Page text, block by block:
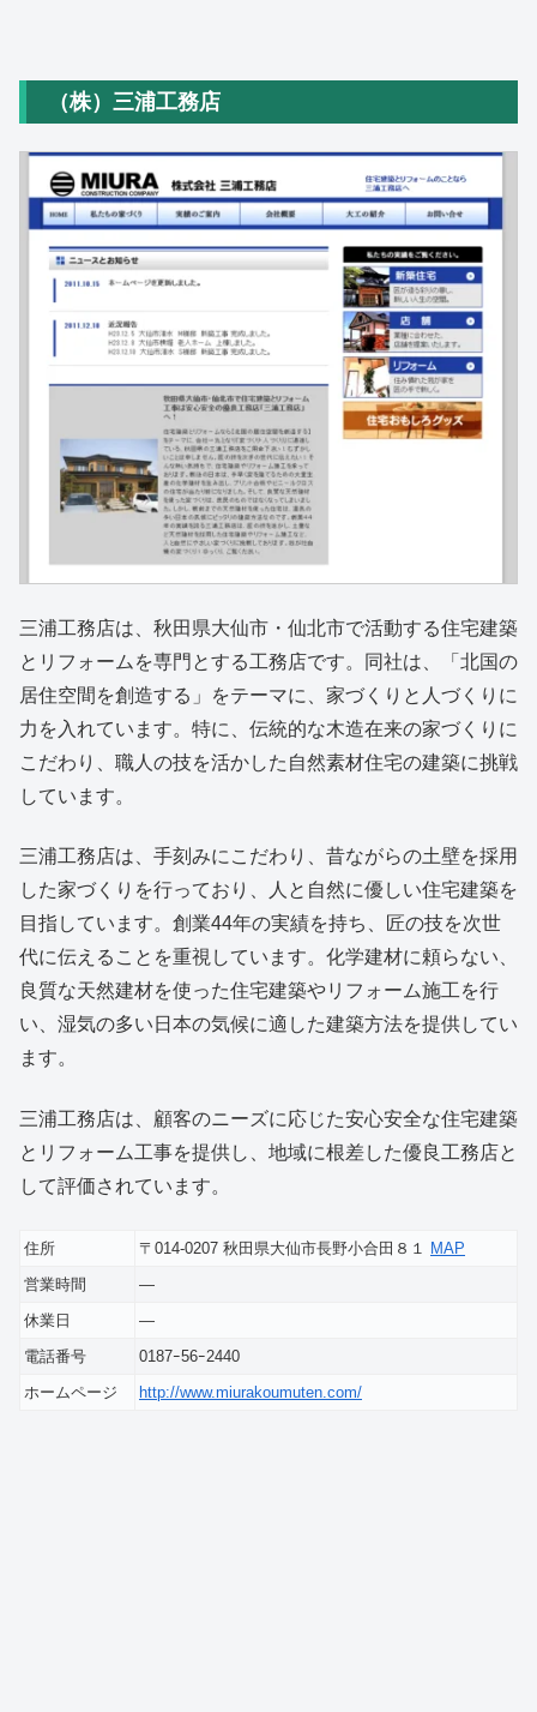
（株）三浦工務店
三浦工務店は、秋田県大仙市・仙北市で活動する住宅建築
とリフォームを専門とする工務店です。同社は、「北国の
居住空間を創造する」をテーマに、家づくりと人づくりに
力を入れています。特に、伝統的な木造在来の家づくりに
こだわり、職人の技を活かした自然素材住宅の建築に挑戦
しています。
三浦工務店は、手刻みにこだわり、昔ながらの土壁を採用
した家づくりを行っており、人と自然に優しい住宅建築を
目指しています。創業44年の実績を持ち、匠の技を次世
代に伝えることを重視しています。化学建材に頼らない、
良質な天然建材を使った住宅建築やリフォーム施工を行
い、湿気の多い日本の気候に適した建築方法を提供してい
ます。
三浦工務店は、顧客のニーズに応じた安心安全な住宅建築
とリフォーム工事を提供し、地域に根差した優良工務店と
して評価されています。
住所 〒014-0207 秋田県大仙市長野小合田８１
MAP
営業時間
―
休業日
―
電話番号
0187ｰ56ｰ2440
ホームページ
http://www.miurakoumuten.com/